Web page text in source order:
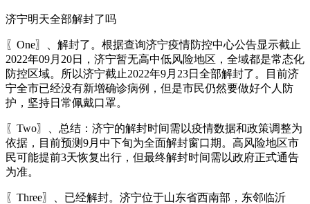
济宁明天全部解封了吗
〖One〗、解封了。根据查询济宁疫情防控中心公告显示截止
2022年09月20日，济宁暂无高中低风险地区，全域都是常态化
防控区域。所以济宁截止2022年9月23日全部解封了。目前济
宁全市已经没有新增确诊病例，但是市民仍然要做好个人防
护，坚持日常佩戴口罩。
〖Two〗、总结：济宁的解封时间需以疫情数据和政策调整为
依据，目前预测9月中下旬为全面解封窗口期。高风险地区市
民可能提前3天恢复出行，但最终解封时间需以政府正式通告
为准。
〖Three〗、已经解封。济宁位于山东省西南部，东邻临沂